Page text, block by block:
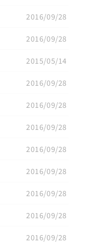
2016/09/28
2016/09/28
2015/05/14
2016/09/28
2016/09/28
2016/09/28
2016/09/28
2016/09/28
2016/09/28
2016/09/28
2016/09/28